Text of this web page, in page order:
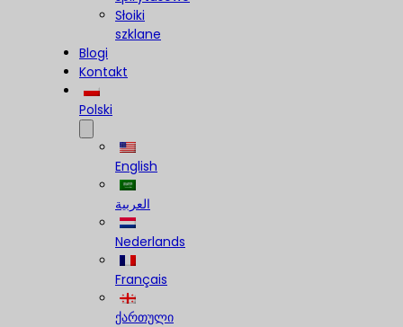
Słoiki
szklane
Blogi
Kontakt
Polski
English
العربية
Nederlands
Français
ქართული